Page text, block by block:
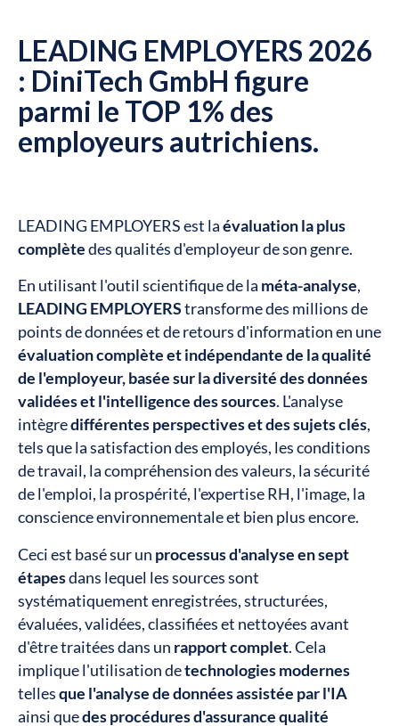
LEADING EMPLOYERS 2026
: DiniTech GmbH figure
parmi le TOP 1% des
employeurs autrichiens.
LEADING EMPLOYERS est laévaluation la plus
complètedes qualités d'employeur de son genre.
En utilisant l'outil scientifique de la méta-analyse,
LEADING EMPLOYERStransforme des millions de
points de données et de retours d'information en une
évaluation complète et indépendante de la qualité
de l'employeur, basée sur la diversité des données
validées et l'intelligence des sources. L'analyse
intègredifférentes perspectives et des sujets clés,
tels que la satisfaction des employés, les conditions
de travail, la compréhension des valeurs, la sécurité
de l'emploi, la prospérité, l'expertise RH, l'image, la
conscience environnementale et bien plus encore.
Ceci est basé sur un processus d'analyse en sept
étapesdans lequel les sources sont
systématiquement enregistrées, structurées,
évaluées, validées, classifiées et nettoyées avant
d'être traitées dans un rapport complet. Cela
implique l'utilisation detechnologies modernes
tellesque l'analyse de données assistée par l'IA
ainsi quedes procédures d'assurance qualité